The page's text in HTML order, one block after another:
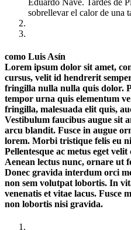
sobrellevar el calor de una
como Luis Asín
Lorem ipsum dolor sit amet,
cursus, velit id hendrerit
fringilla nulla nulla quis dolor.
tempor urna quis elementum
fringilla, malesuada elit quis,
Vestibulum faucibus augue sit
arcu blandit. Fusce in augue
lorem. Morbi tristique felis eu
Pellentesque ac metus eget
Aenean lectus nunc, ornare ut
Donec gravida interdum orci
non sem volutpat lobortis. In
venenatis et vitae lacus. Fusce
non lobortis nisi gravida.